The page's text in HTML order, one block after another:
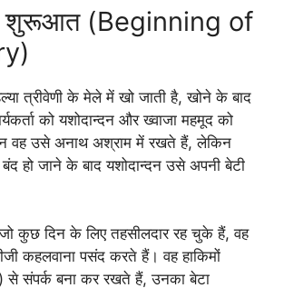
शुरूआत (Beginning of
त्रीवेणी के मेले में खो जाती है, खोने के बाद
को यशोदान्दन और ख्वाजा महमूद को
वह उसे अनाथ अश्राम में रखते हैं, लेकिन
हो जाने के बाद यशोदान्दन उसे अपनी बेटी
कुछ दिन के लिए तहसीलदार रह चुके हैं, वह
कहलवाना पसंद करते हैं। वह हाकिमों
से संपर्क बना कर रखते हैं, उनका बेटा